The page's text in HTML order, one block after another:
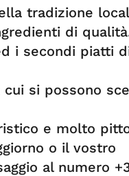
tradizione
di
i secondi piatti
si possono
e molto
o il vostro
al numero